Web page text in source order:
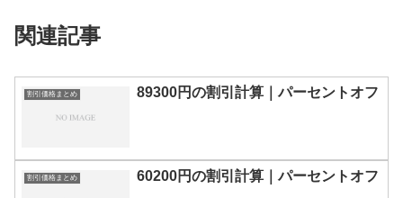
関連記事
割引価格まとめ 89300円の割引計算｜パーセントオフ
割引価格まとめ 60200円の割引計算｜パーセントオフ